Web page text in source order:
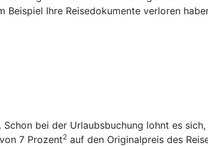
Ihre Reisedokumente verloren
bei der Urlaubsbuchung lohnt es
7 Prozent2 auf den Originalpreis des